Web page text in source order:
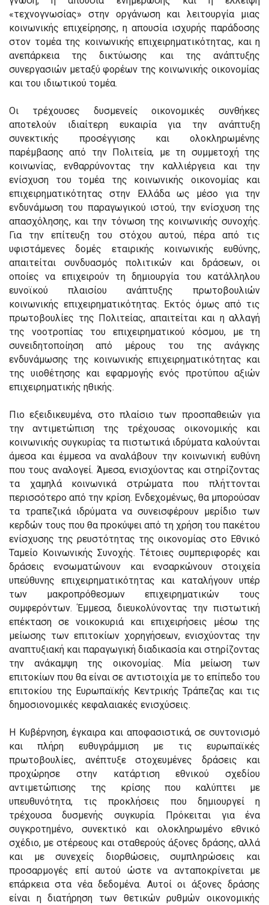
«τεχνογνωσίας» στην οργάνωση και λειτουργία μιας
κοινωνικής επιχείρησης, η απουσία ισχυρής παράδοσης
στον τομέα της κοινωνικής επιχειρηματικότητας, και η
ανεπάρκεια της δικτύωσης και της ανάπτυξης
συνεργασιών μεταξύ φορέων της κοινωνικής οικονομίας
και του ιδιωτικού τομέα.
Οι τρέχουσες δυσμενείς οικονομικές συνθήκες
αποτελούν ιδιαίτερη ευκαιρία για την ανάπτυξη
συνεκτικής προσέγγισης και ολοκληρωμένης
παρέμβασης από την Πολιτεία, με τη συμμετοχή της
κοινωνίας, ενθαρρύνοντας την καλλιέργεια και την
ενίσχυση του τομέα της κοινωνικής οικονομίας και
επιχειρηματικότητας στην Ελλάδα ως μέσο για την
ενδυνάμωση του παραγωγικού ιστού, την ενίσχυση της
απασχόλησης, και την τόνωση της κοινωνικής συνοχής.
Για την επίτευξη του στόχου αυτού, πέρα από τις
υφιστάμενες δομές εταιρικής κοινωνικής ευθύνης,
απαιτείται συνδυασμός πολιτικών και δράσεων, οι
οποίες να επιχειρούν τη δημιουργία του κατάλληλου
ευνοϊκού πλαισίου ανάπτυξης πρωτοβουλιών
κοινωνικής επιχειρηματικότητας. Εκτός όμως από τις
πρωτοβουλίες της Πολιτείας, απαιτείται και η αλλαγή
της νοοτροπίας του επιχειρηματικού κόσμου, με τη
συνειδητοποίηση από μέρους του της ανάγκης
ενδυνάμωσης της κοινωνικής επιχειρηματικότητας και
της υιοθέτησης και εφαρμογής ενός προτύπου αξιών
επιχειρηματικής ηθικής.
Πιο εξειδικευμένα, στο πλαίσιο των προσπαθειών για
την αντιμετώπιση της τρέχουσας οικονομικής και
κοινωνικής συγκυρίας τα πιστωτικά ιδρύματα καλούνται
άμεσα και έμμεσα να αναλάβουν την κοινωνική ευθύνη
που τους αναλογεί. Άμεσα, ενισχύοντας και στηρίζοντας
τα χαμηλά κοινωνικά στρώματα που πλήττονται
περισσότερο από την κρίση. Ενδεχομένως, θα μπορούσαν
τα τραπεζικά ιδρύματα να συνεισφέρουν μερίδιο των
κερδών τους που θα προκύψει από τη χρήση του πακέτου
ενίσχυσης της ρευστότητας της οικονομίας στο Εθνικό
Ταμείο Κοινωνικής Συνοχής. Τέτοιες συμπεριφορές και
δράσεις ενσωματώνουν και ενσαρκώνουν στοιχεία
υπεύθυνης επιχειρηματικότητας και καταλήγουν υπέρ
των μακροπρόθεσμων επιχειρηματικών τους
συμφερόντων. Έμμεσα, διευκολύνοντας την πιστωτική
επέκταση σε νοικοκυριά και επιχειρήσεις μέσω της
μείωσης των επιτοκίων χορηγήσεων, ενισχύοντας την
αναπτυξιακή και παραγωγική διαδικασία και στηρίζοντας
την ανάκαμψη της οικονομίας. Μία μείωση των
επιτοκίων που θα είναι σε αντιστοιχία με το επίπεδο του
επιτοκίου της Ευρωπαϊκής Κεντρικής Τράπεζας και τις
δημοσιονομικές κεφαλαιακές ενισχύσεις.
Η Κυβέρνηση, έγκαιρα και αποφασιστικά, σε συντονισμό
και πλήρη ευθυγράμμιση με τις ευρωπαϊκές
πρωτοβουλίες, ανέπτυξε στοχευμένες δράσεις και
προχώρησε στην κατάρτιση εθνικού σχεδίου
αντιμετώπισης της κρίσης που καλύπτει με
υπευθυνότητα, τις προκλήσεις που δημιουργεί η
τρέχουσα δυσμενής συγκυρία. Πρόκειται για ένα
συγκροτημένο, συνεκτικό και ολοκληρωμένο εθνικό
σχέδιο, με στέρεους και σταθερούς άξονες δράσης, αλλά
και με συνεχείς διορθώσεις, συμπληρώσεις και
προσαρμογές επί αυτού ώστε να ανταποκρίνεται με
επάρκεια στα νέα δεδομένα. Αυτοί οι άξονες δράσης
είναι η διατήρηση των θετικών ρυθμών οικονομικής